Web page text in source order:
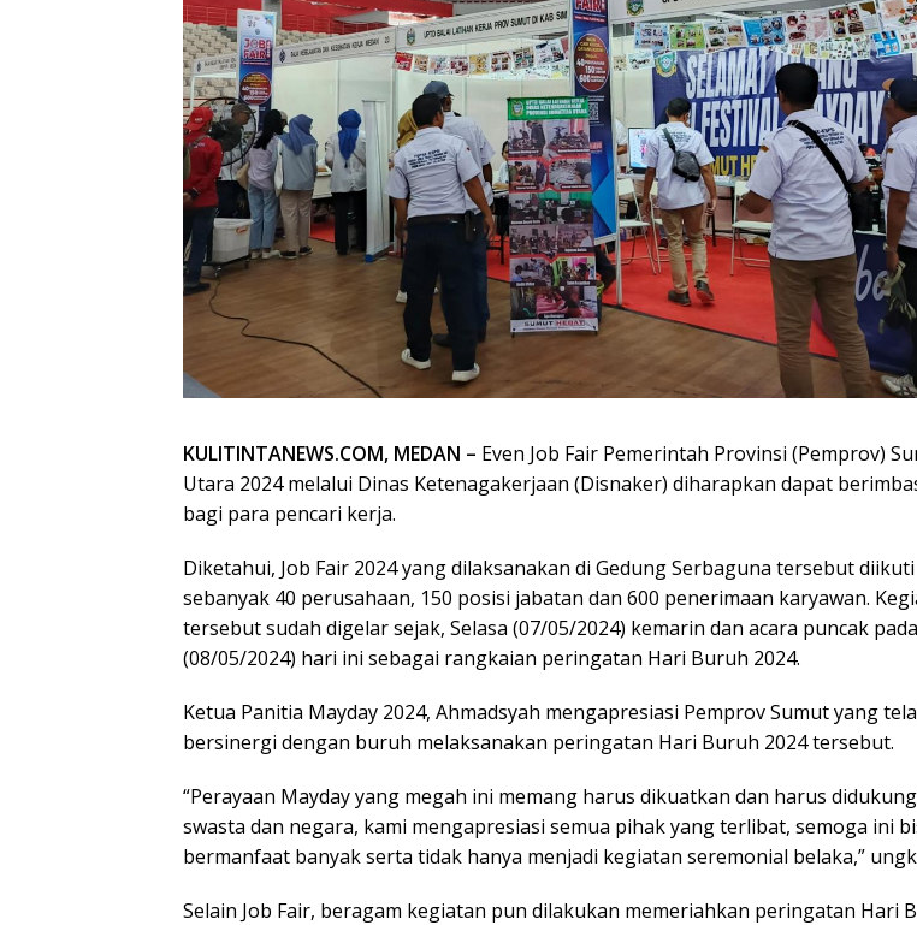
KULITINTANEWS.COM, MEDAN – Even Job Fair Pemerintah Provinsi (Pemprov)
Utara 2024 melalui Dinas Ketenagakerjaan (Disnaker) diharapkan dapat
bagi para pencari kerja.
Diketahui, Job Fair 2024 yang dilaksanakan di Gedung Serbaguna tersebut diikuti
sebanyak 40 perusahaan, 150 posisi jabatan dan 600 penerimaan karyawan.
tersebut sudah digelar sejak, Selasa (07/05/2024) kemarin dan acara puncak
(08/05/2024) hari ini sebagai rangkaian peringatan Hari Buruh 2024.
Ketua Panitia Mayday 2024, Ahmadsyah mengapresiasi Pemprov Sumut yang
bersinergi dengan buruh melaksanakan peringatan Hari Buruh 2024 tersebut.
“Perayaan Mayday yang megah ini memang harus dikuatkan dan harus
swasta dan negara, kami mengapresiasi semua pihak yang terlibat, semoga ini
bermanfaat banyak serta tidak hanya menjadi kegiatan seremonial belaka,”
Selain Job Fair, beragam kegiatan pun dilakukan memeriahkan peringatan Hari